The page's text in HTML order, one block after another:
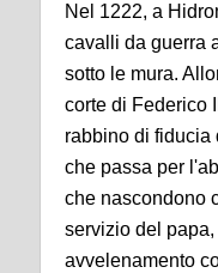
Nel 1222, a
cavalli da guerra
sotto le mura.
corte di Federico
rabbino di fiducia
che passa per
che nascondono
servizio del
avvelenamento